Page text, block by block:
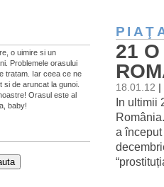
21
18.01.12
In ultimii
a
o uimire si un
Problemele orasului
tratam. Iar ceea ce ne
de aruncat la gunoi.
Orasul este al
baby!